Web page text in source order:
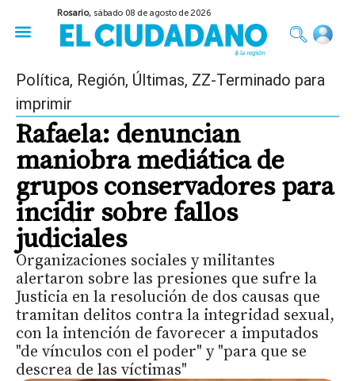
Rosario, sábado 08 de agosto de 2026
Política, Región, Últimas, ZZ-Terminado para
imprimir
Rafaela: denuncian
maniobra mediática de
grupos conservadores para
incidir sobre fallos
judiciales
Organizaciones sociales y militantes
alertaron sobre las presiones que sufre la
Justicia en la resolución de dos causas que
tramitan delitos contra la integridad sexual,
con la intención de favorecer a imputados
"de vínculos con el poder" y "para que se
descrea de las víctimas"